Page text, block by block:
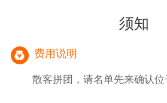
须知
费用说明
散客拼团，请名单先来确认位